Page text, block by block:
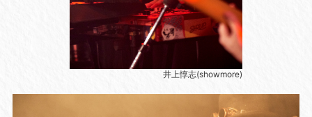
井上惇志(showmore)